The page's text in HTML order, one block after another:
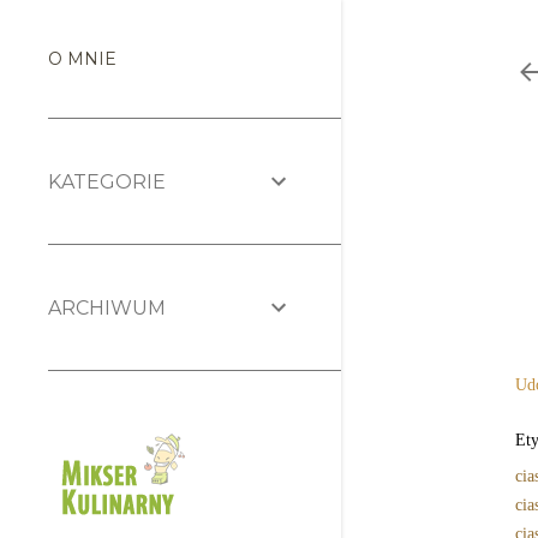
O MNIE
KATEGORIE
ARCHIWUM